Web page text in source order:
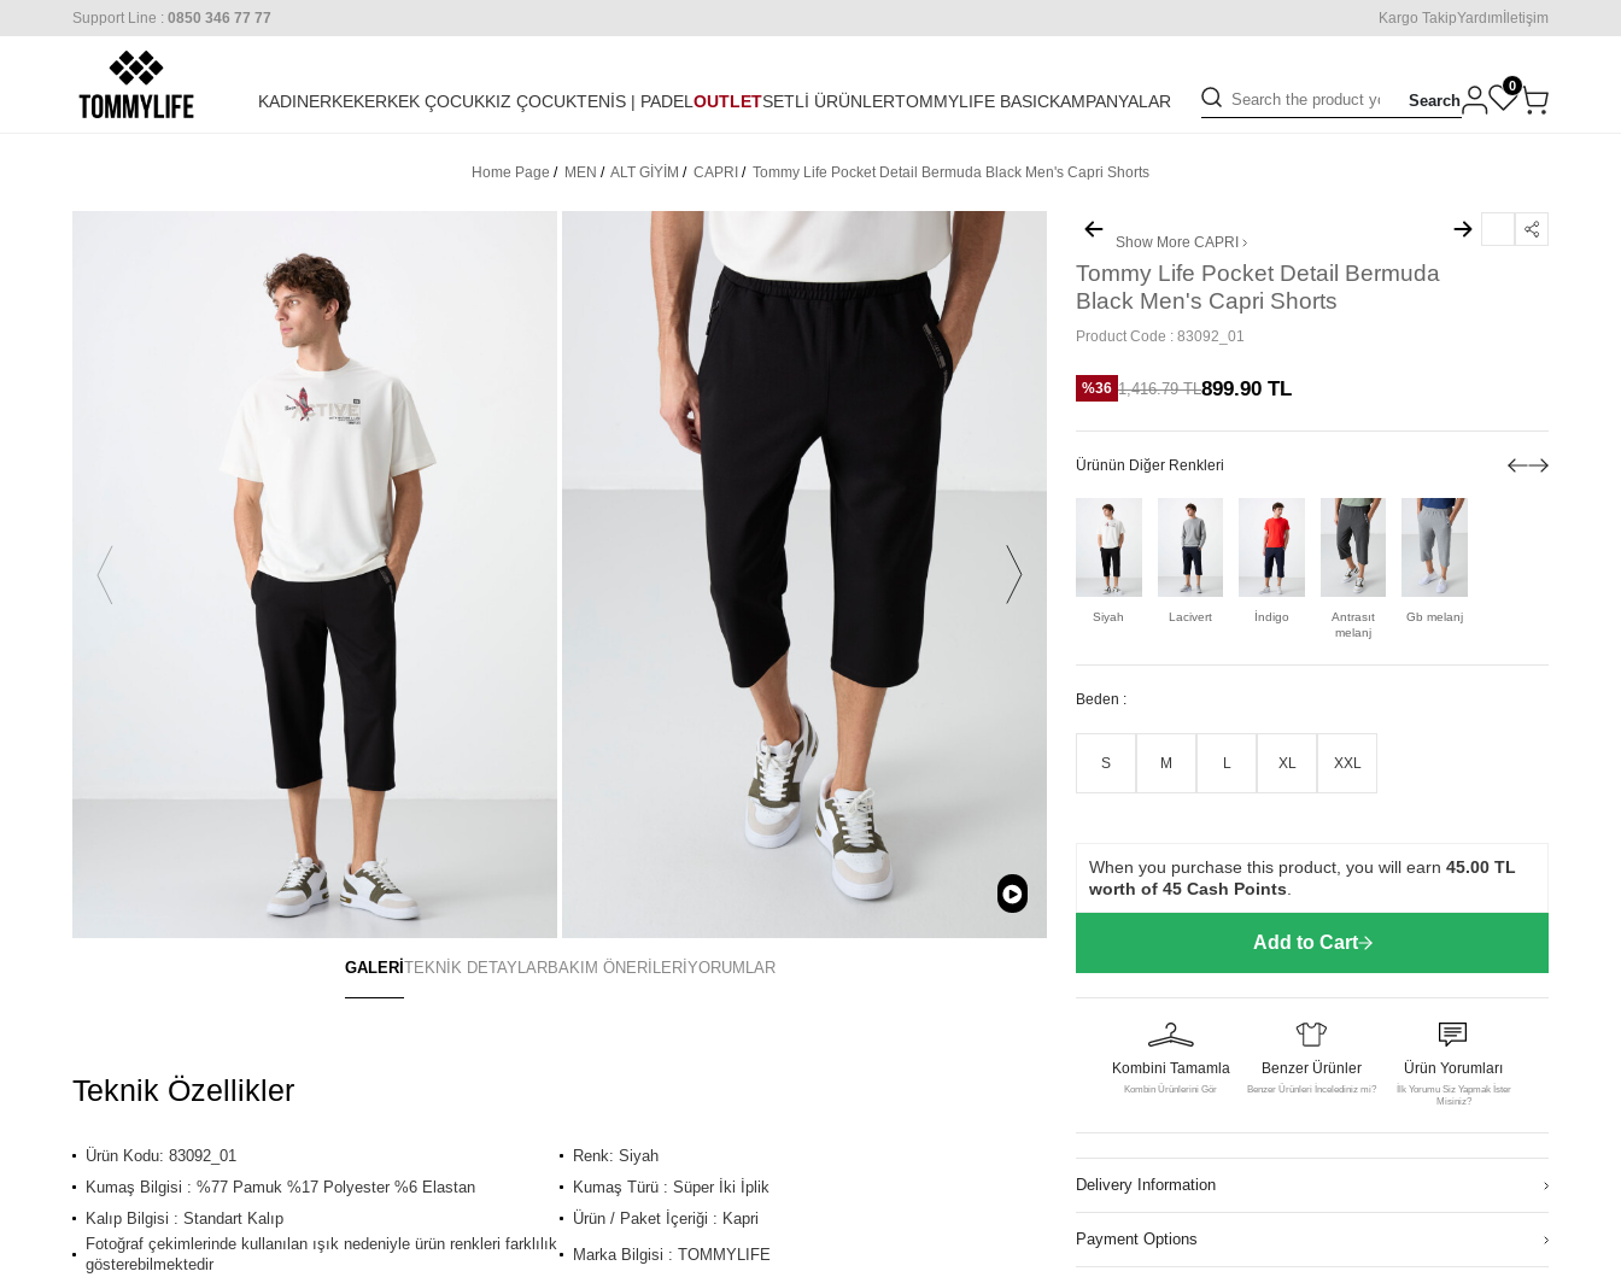
Support Line : 0850 346 77 77 Kargo TakipYardım İletişim
KADINERKEKERKEK ÇOCUKKIZ ÇOCUKTENİS | PADELOUTLETSETLİ ÜRÜNLERTOMMYLIFE BASICKAMPANYALAR Search
0
Home Page / MEN / ALT GİYİM / CAPRI / Tommy Life Pocket Detail Bermuda Black Men's Capri Shorts
GALERİ TEKNİK DETAYLARBAKIM ÖNERİLERİ YORUMLAR
Teknik Özellikler
Ürün Kodu: 83092_01
Renk: Siyah
Kumaş Bilgisi : %77 Pamuk %17 Polyester %6 Elastan
Kumaş Türü : Süper İki İplik
Kalıp Bilgisi : Standart Kalıp
Ürün / Paket İçeriği : Kapri
Fotoğraf çekimlerinde kullanılan ışık nedeniyle ürün renkleri farklılık
gösterebilmektedir
Marka Bilgisi : TOMMYLIFE
Show More CAPRI
Tommy Life Pocket Detail Bermuda
Black Men's Capri Shorts
Product Code : 83092_01
%36 1,416.79TL899.90 TL
Ürünün Diğer Renkleri
Siyah Lacivert İndigo
Antrasıt
melanj
Gb melanj
Beden :
S M L XL XXL
When you purchase this product, you will earn 45.00 TL
worth of 45 Cash Points
Add to Cart
Kombini Tamamla
Kombin Ürünlerini Gör
Benzer Ürünler
Benzer Ürünleri İncelediniz mi?
Ürün Yorumları
İlk Yorumu Siz Yapmak İster
Misiniz?
Delivery Information
Payment Options